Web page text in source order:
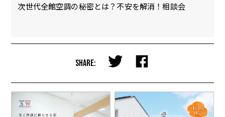
次世代全館空調の秘密とは？不安を解消！相談会
SHARE: